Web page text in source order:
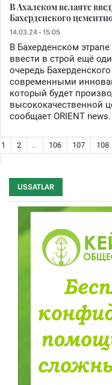
В Ахалском велаяте
Бахерденского
14.03.24 - 15:05
В Бахерденском
ввести в строй ещё
очередь
современными
который будет
высококачественной
сообщает ORIENT news.
1 2 ... 106 107 108
USSATLAR